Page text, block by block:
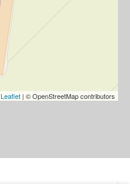
Leaflet | © OpenStreetMap contributors